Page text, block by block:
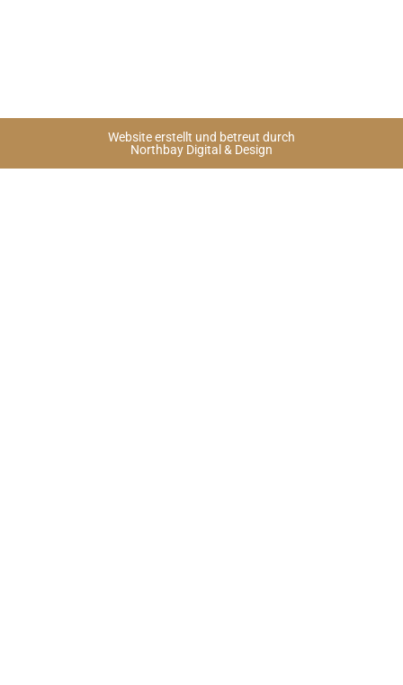
Website erstellt und betreut durch
Northbay Digital & Design